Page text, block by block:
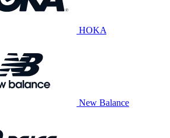
HOKA
New Balance